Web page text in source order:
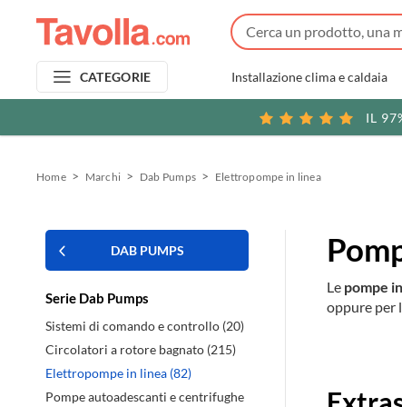
CATEGORIE Installazione clima e caldaia
IL
Home Marchi Dab Pumps Elettropompe in linea
DAB PUMPS
Serie Dab Pumps
Sistemi di comando e controllo (20)
Circolatori a rotore bagnato (215)
Elettropompe in linea (82)
Pompe autoadescanti e centrifughe
Le pompe
oppure per